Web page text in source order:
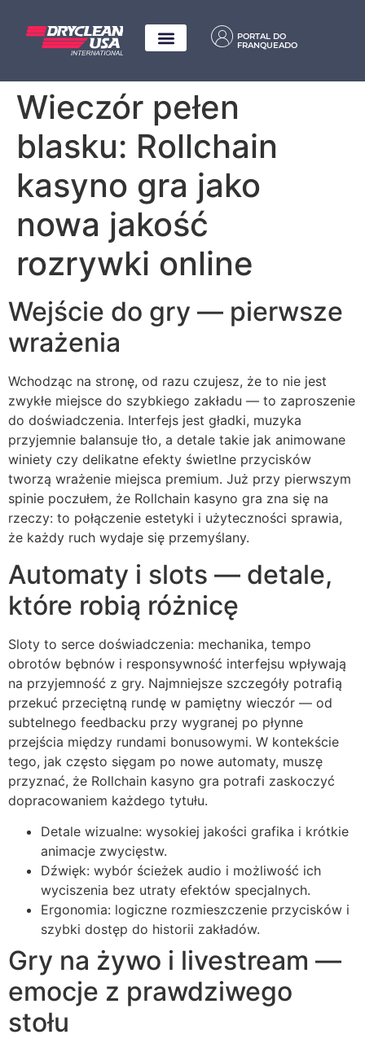
PORTAL DO
FRANQUEADO
Wieczór pełen
blasku: Rollchain
kasyno gra jako
nowa jakość
rozrywki online
Wejście do gry — pierwsze
wrażenia
Wchodząc na stronę, od razu czujesz, że to nie jest
zwykłe miejsce do szybkiego zakładu — to zaproszenie
do doświadczenia. Interfejs jest gładki, muzyka
przyjemnie balansuje tło, a detale takie jak animowane
winiety czy delikatne efekty świetlne przycisków
tworzą wrażenie miejsca premium. Już przy pierwszym
spinie poczułem, że Rollchain kasyno gra zna się na
rzeczy: to połączenie estetyki i użyteczności sprawia,
że każdy ruch wydaje się przemyślany.
Automaty i slots — detale,
które robią różnicę
Sloty to serce doświadczenia: mechanika, tempo
obrotów bębnów i responsywność interfejsu wpływają
na przyjemność z gry. Najmniejsze szczegóły potrafią
przekuć przeciętną rundę w pamiętny wieczór — od
subtelnego feedbacku przy wygranej po płynne
przejścia między rundami bonusowymi. W kontekście
tego, jak często sięgam po nowe automaty, muszę
przyznać, że Rollchain kasyno gra potrafi zaskoczyć
dopracowaniem każdego tytułu.
Detale wizualne: wysokiej jakości grafika i krótkie
animacje zwycięstw.
Dźwięk: wybór ścieżek audio i możliwość ich
wyciszenia bez utraty efektów specjalnych.
Ergonomia: logiczne rozmieszczenie przycisków i
szybki dostęp do historii zakładów.
Gry na żywo i livestream —
emocje z prawdziwego
stołu